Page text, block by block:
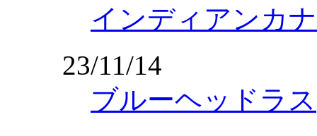
インディアンカ
23/11/14
ブルーヘッドラス